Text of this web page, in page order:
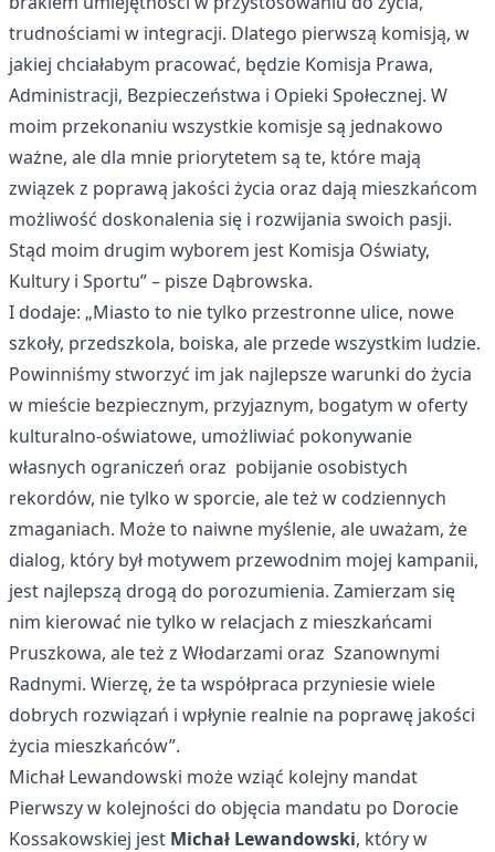
trudnościami w integracji. Dlatego pierwszą komisją, w
jakiej chciałabym pracować, będzie Komisja Prawa,
Administracji, Bezpieczeństwa i Opieki Społecznej. W
moim przekonaniu wszystkie komisje są jednakowo
ważne, ale dla mnie priorytetem są te, które mają
związek z poprawą jakości życia oraz dają mieszkańcom
możliwość doskonalenia się i rozwijania swoich pasji.
Stąd moim drugim wyborem jest Komisja Oświaty,
Kultury i Sportu” – pisze Dąbrowska.
I dodaje: „Miasto to nie tylko przestronne ulice, nowe
szkoły, przedszkola, boiska, ale przede wszystkim ludzie.
Powinniśmy stworzyć im jak najlepsze warunki do życia
w mieście bezpiecznym, przyjaznym, bogatym w oferty
kulturalno-oświatowe, umożliwiać pokonywanie
własnych ograniczeń oraz pobijanie osobistych
rekordów, nie tylko w sporcie, ale też w codziennych
zmaganiach. Może to naiwne myślenie, ale uważam, że
dialog, który był motywem przewodnim mojej kampanii,
jest najlepszą drogą do porozumienia. Zamierzam się
nim kierować nie tylko w relacjach z mieszkańcami
Pruszkowa, ale też z Włodarzami oraz Szanownymi
Radnymi. Wierzę, że ta współpraca przyniesie wiele
dobrych rozwiązań i wpłynie realnie na poprawę jakości
życia mieszkańców”.
Michał Lewandowski może wziąć kolejny mandat
Pierwszy w kolejności do objęcia mandatu po Dorocie
Kossakowskiej jest Michał Lewandowski, który w